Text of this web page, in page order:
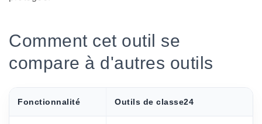
Comment cet outil se
compare à d'autres outils
Fonctionnalité Outils de classe24